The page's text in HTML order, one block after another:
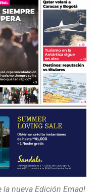
la nueva Edición Emag!